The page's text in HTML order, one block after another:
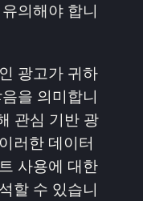
의해야 합니
광고가 귀하
을 의미합니
관심 기반 광
러한 데이터
사용에 대한
할 수 있습니